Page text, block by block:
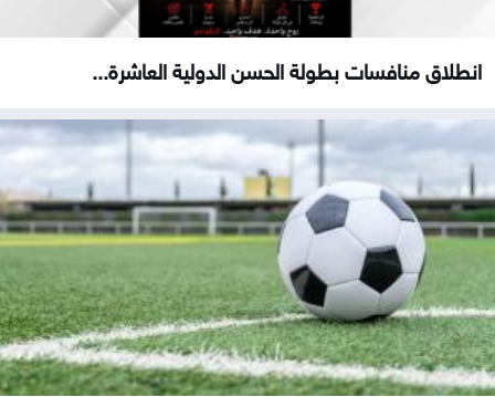
انطلاق منافسات بطولة الحسن الدولية العاشرة...